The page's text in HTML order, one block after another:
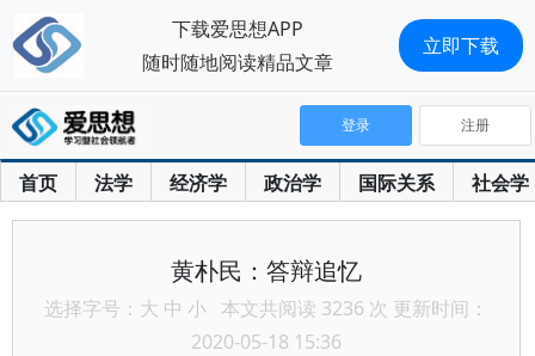
首页 法学 经济学 政治学 国际关系 社会学
登录 注册
黄朴民：答辩追忆
选择字号： 大 中 小 本文共阅读 3236 次 更新时间：
2020-05-18 15:36
下载爱思想APP
随时随地阅读精品文章
立即下载